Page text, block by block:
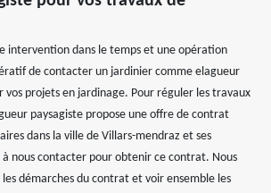
intervention dans le temps et une opération
de contacter un jardinier comme elagueur
vos projets en jardinage. Pour réguler les travaux
paysagiste propose une offre de contrat
dans la ville de Villars-mendraz et ses
à nous contacter pour obtenir ce contrat. Nous
les démarches du contrat et voir ensemble les